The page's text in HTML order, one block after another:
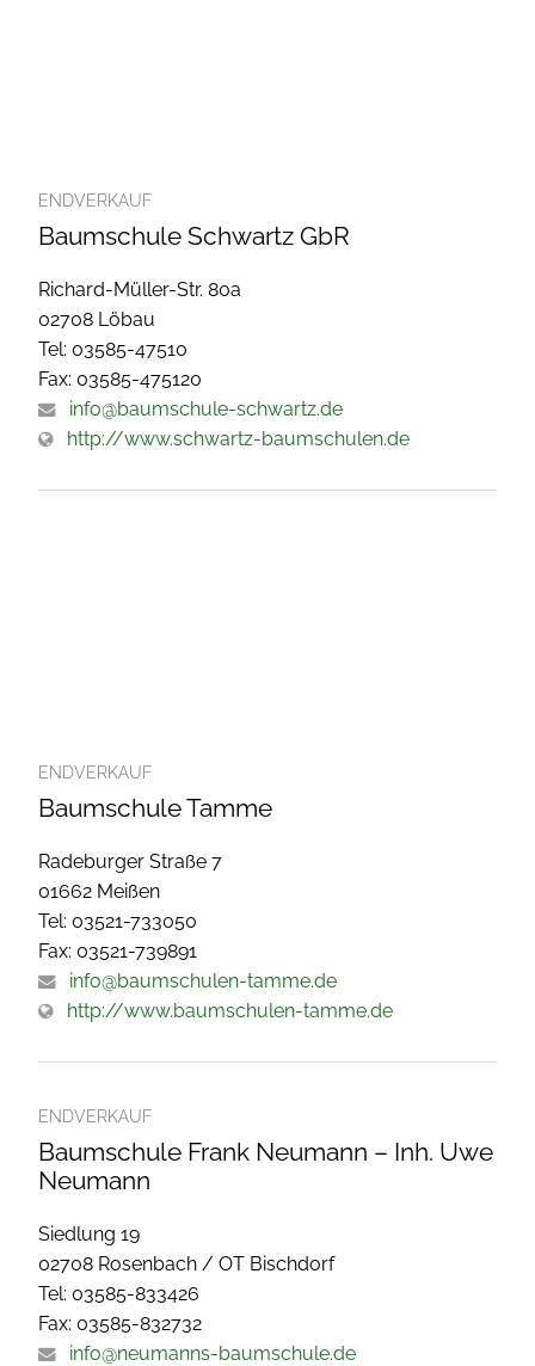
ENDVERKAUF
Baumschule Schwartz GbR
Richard-Müller-Str. 80a
02708 Löbau
Tel: 03585-47510
Fax: 03585-475120
info@baumschule-schwartz.de
http://www.schwartz-baumschulen.de
ENDVERKAUF
Baumschule Tamme
Radeburger Straße 7
01662 Meißen
Tel: 03521-733050
Fax: 03521-739891
info@baumschulen-tamme.de
http://www.baumschulen-tamme.de
ENDVERKAUF
Baumschule Frank Neumann – Inh. Uwe
Neumann
Siedlung 19
02708 Rosenbach / OT Bischdorf
Tel: 03585-833426
Fax: 03585-832732
info@neumanns-baumschule.de